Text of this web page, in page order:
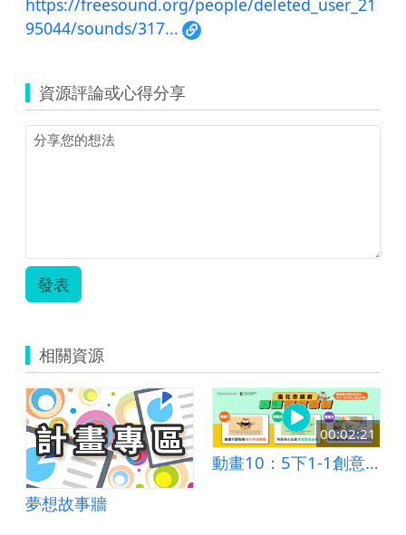
https://freesound.org/people/deleted_user_21
95044/sounds/317...
資源評論或心得分享
發表
相關資源
夢想故事牆
00:02:21
動畫10：5下1-1創意玩黏土